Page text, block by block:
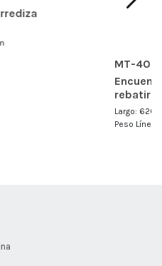
MT-
rebatir
Largo:
Peso